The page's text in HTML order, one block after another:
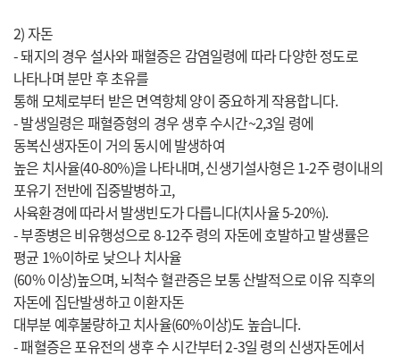
2) 자돈
- 돼지의 경우 설사와 패혈증은 감염일령에 따라 다양한 정도로
나타나며 분만 후 초유를
통해 모체로부터 받은 면역항체 양이 중요하게 작용합니다.
- 발생일령은 패혈증형의 경우 생후 수시간~2,3일 령에
동복신생자돈이 거의 동시에 발생하여
높은 치사율(40-80%)을 나타내며, 신생기설사형은 1-2주 령이내의
포유기 전반에 집중발병하고,
사육환경에 따라서 발생빈도가 다릅니다(치사율 5-20%).
- 부종병은 비유행성으로 8-12주 령의 자돈에 호발하고 발생률은
평균 1%이하로 낮으나 치사율
(60% 이상)높으며, 뇌척수 혈관증은 보통 산발적으로 이유 직후의
자돈에 집단발생하고 이환자돈
대부분 예후불량하고 치사율(60%이상)도 높습니다.
- 패혈증은 포유전의 생후 수 시간부터 2-3일 령의 신생자돈에서